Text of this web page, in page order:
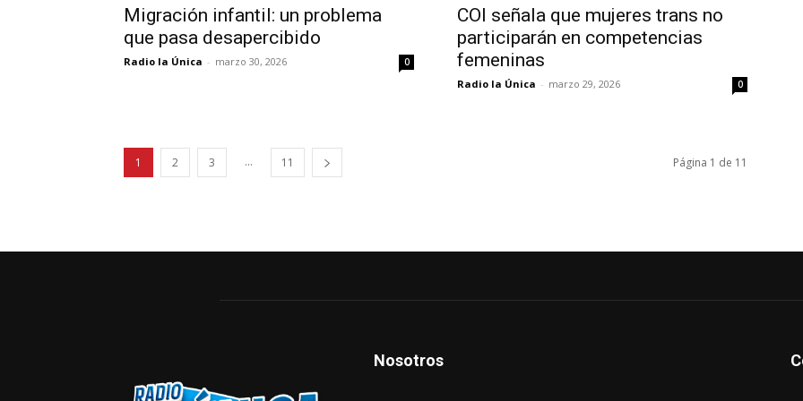
Migración infantil: un problema
que pasa desapercibido
Radio la Única - marzo 30, 2026 0
COI señala que mujeres trans no
participarán en competencias
femeninas
Radio la Única - marzo 29, 2026 0
1 2 3 ... 11 Página 1 de 11
Nosotros